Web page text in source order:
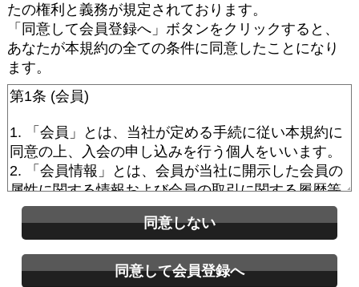
たの権利と義務が規定されております。
「同意して会員登録へ」ボタンをクリックすると、
あなたが本規約の全ての条件に同意したことになり
ます。
同意しない
同意して会員登録へ